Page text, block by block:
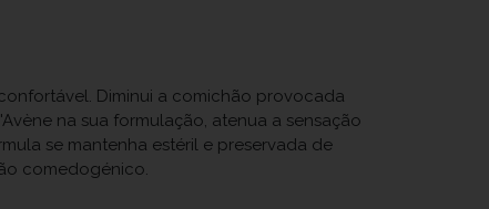
Diminui a comichão provocada
na sua formulação, atenua a sensação
se mantenha estéril e preservada de
comedogénico.